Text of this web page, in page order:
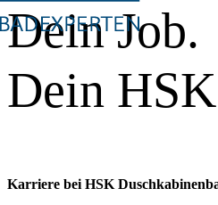
Dein Job.
Dein
Karriere bei HSK